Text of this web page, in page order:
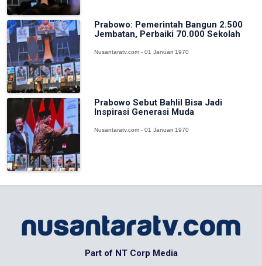
Prabowo: Pemerintah Bangun 2.500
Jembatan, Perbaiki 70.000 Sekolah
Nusantaratv.com - 01 Januari 1970
Prabowo Sebut Bahlil Bisa Jadi
Inspirasi Generasi Muda
Nusantaratv.com - 01 Januari 1970
Part of NT Corp Media